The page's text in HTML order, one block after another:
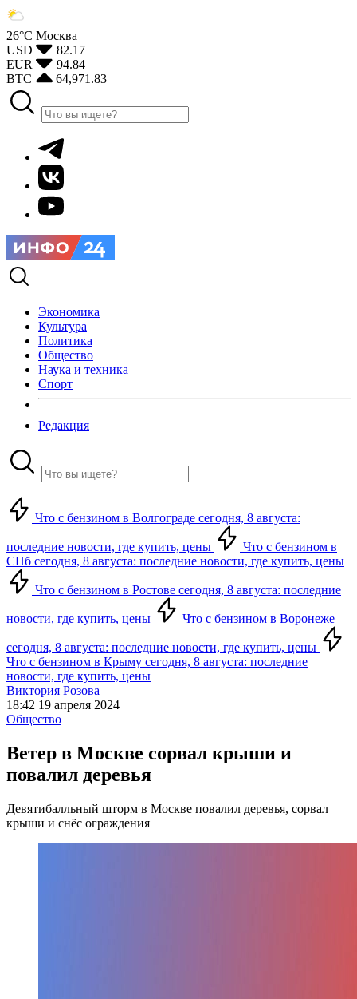
26°С Москва
USD
82.17
EUR
94.84
BTC
64,971.83
Экономика
Культура
Политика
Общество
Наука и техника
Спорт
Редакция
Что с бензином в Волгограде сегодня, 8 августа:
последние новости, где купить, цены
Что с бензином в
СПб сегодня, 8 августа: последние новости, где купить, цены
Что с бензином в Ростове сегодня, 8 августа: последние
новости, где купить, цены Что с бензином в Воронеже
сегодня, 8 августа: последние новости, где купить, цены
Что с бензином в Крыму сегодня, 8 августа: последние
новости, где купить, цены
Виктория Розова
18:42 19 апреля 2024
Общество
Ветер в Москве сорвал крыши и
повалил деревья
Девятибалльный шторм в Москве повалил деревья, сорвал
крыши и снёс ограждения